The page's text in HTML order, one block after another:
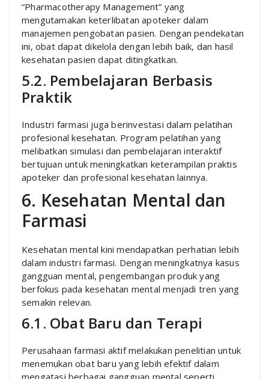
“Pharmacotherapy Management” yang
mengutamakan keterlibatan apoteker dalam
manajemen pengobatan pasien. Dengan pendekatan
ini, obat dapat dikelola dengan lebih baik, dan hasil
kesehatan pasien dapat ditingkatkan.
5.2. Pembelajaran Berbasis
Praktik
Industri farmasi juga berinvestasi dalam pelatihan
profesional kesehatan. Program pelatihan yang
melibatkan simulasi dan pembelajaran interaktif
bertujuan untuk meningkatkan keterampilan praktis
apoteker dan profesional kesehatan lainnya.
6. Kesehatan Mental dan
Farmasi
Kesehatan mental kini mendapatkan perhatian lebih
dalam industri farmasi. Dengan meningkatnya kasus
gangguan mental, pengembangan produk yang
berfokus pada kesehatan mental menjadi tren yang
semakin relevan.
6.1. Obat Baru dan Terapi
Perusahaan farmasi aktif melakukan penelitian untuk
menemukan obat baru yang lebih efektif dalam
mengatasi berbagai gangguan mental seperti